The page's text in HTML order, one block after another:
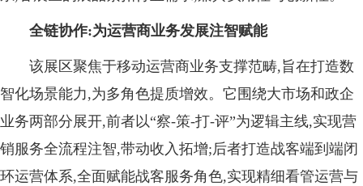
全链协作:为运营商业务发展注智赋能
该展区聚焦于移动运营商业务支撑范畴,旨在打造数
智化场景能力,为多角色提质增效。它围绕大市场和政企
业务两部分展开,前者以“察-策-打-评”为逻辑主线,实现营
销服务全流程注智,带动收入拓增;后者打造战客端到端闭
环运营体系,全面赋能战客服务角色,实现精细看管运营与